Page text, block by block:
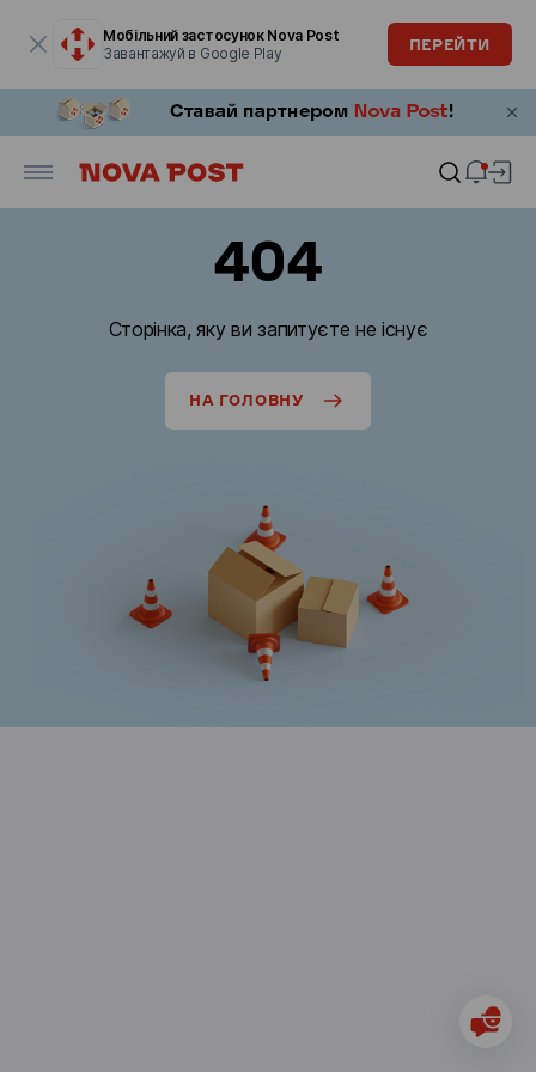
Мобільний застосунок Nova Post
Завантажуй в Google Play
ПЕРЕЙТИ
404
Сторінка, яку ви запитуєте не існує
НА ГОЛОВНУ